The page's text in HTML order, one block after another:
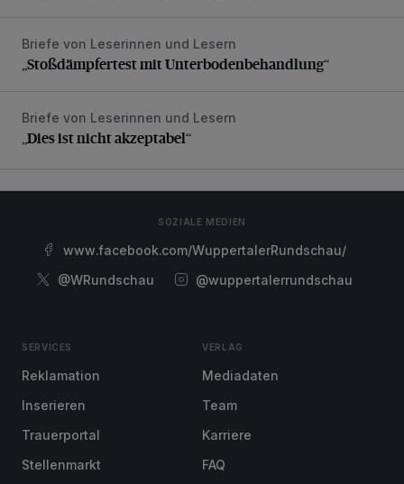
„Stoßdämpfertest mit Unterbodenbehandlung“
Briefe von Leserinnen und Lesern
„Stoßdämpfertest mit Unterbodenbehandlung“
„Dies ist nicht akzeptabel“
Briefe von Leserinnen und Lesern
„Dies ist nicht akzeptabel“
SOZIALE MEDIEN
www.facebook.com/WuppertalerRundschau/
@WRundschau
@wuppertalerrundschau
SERVICES
Reklamation
Inserieren
Trauerportal
Stellenmarkt
VERLAG
Mediadaten
Team
Karriere
FAQ